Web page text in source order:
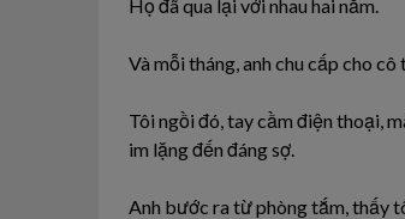
Họ đã qua lại với nhau hai năm.
Và mỗi tháng, anh chu cấp cho
Tôi ngồi đó, tay cầm điện thoại,
im lặng đến đáng sợ.
Anh bước ra từ phòng tắm, thấy